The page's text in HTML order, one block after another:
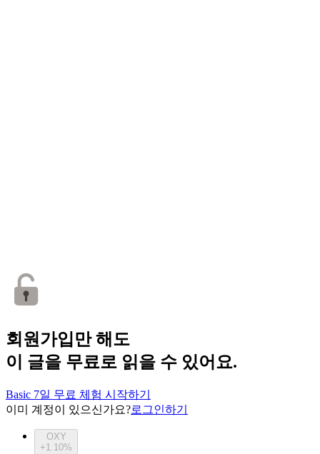
회원가입만 해도
이 글을 무료로 읽을 수 있어요.
Basic 7일 무료 체험 시작하기
이미 계정이 있으신가요?로그인하기
OXY
+1.10%